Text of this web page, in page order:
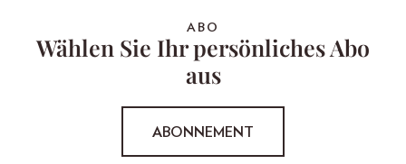
ABO
Wählen Sie Ihr persönliches Abo
aus
ABONNEMENT